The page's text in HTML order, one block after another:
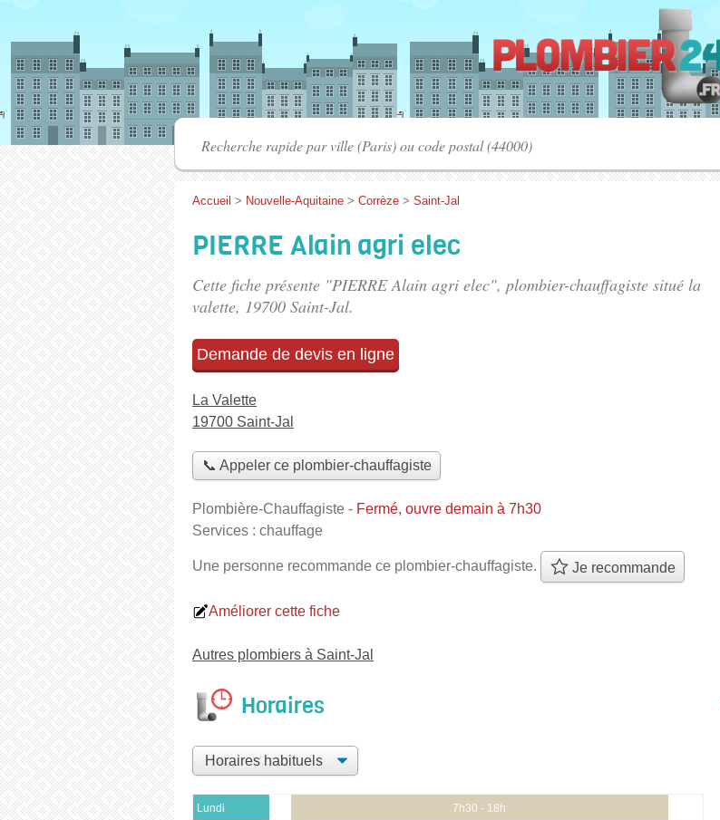
Accueil > Nouvelle-Aquitaine > Corrèze > Saint-Jal
PIERRE Alain agri elec
Cette fiche présente "PIERRE Alain agri elec", plombier-chauffagiste situé la
valette, 19700 Saint-Jal.
Demande de devis en ligne
La Valette
19700 Saint-Jal
📞 Appeler ce plombier-chauffagiste
Plombière-Chauffagiste - Fermé, ouvre demain à 7h30
Services : chauffage
Une personne recommande ce plombier-chauffagiste. Je recommande
Améliorer cette fiche
Autres plombiers à Saint-Jal
Horaires
Lundi 7h30 - 18h